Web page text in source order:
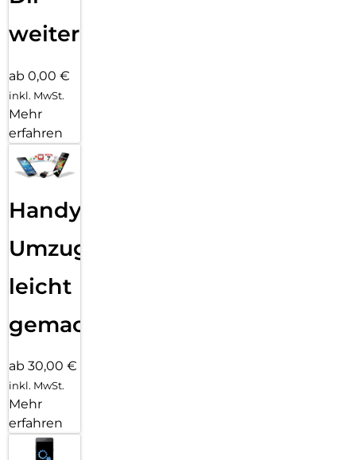
weiter
ab 0,00 €
inkl. MwSt.
Mehr
erfahren
Handy
Umzug
leicht
gemacht!
ab 30,00 €
inkl. MwSt.
Mehr
erfahren